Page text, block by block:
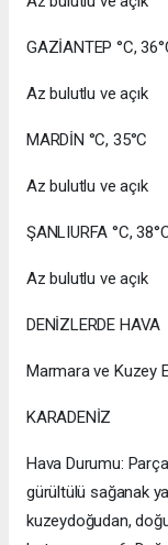
GAZİANTEP °C,
Az bulutlu ve açık
MARDİN °C, 35°C
Az bulutlu ve açık
ŞANLIURFA °C,
Az bulutlu ve açık
DENİZLERDE HAVA
Marmara ve Kuzey
KARADENİZ
Hava Durumu:
gürültülü sağanak
kuzeydoğudan,